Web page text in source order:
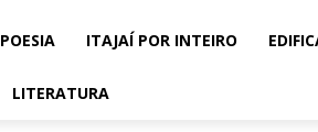
POESIA ITAJAÍ POR INTEIRO
LITERATURA